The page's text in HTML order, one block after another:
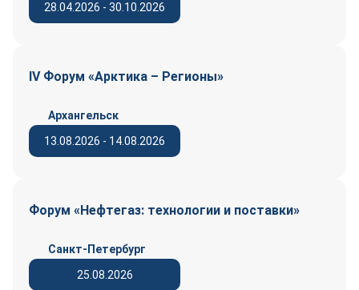
28.04.2026 - 30.10.2026
IV Форум «Арктика – Регионы»
13.08.2026 - 14.08.2026
Архангельск
Форум «Нефтегаз: технологии и поставки»
25.08.2026
Санкт-Петербург